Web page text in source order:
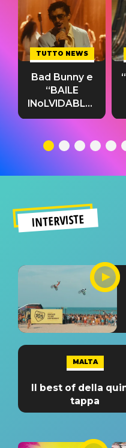
TUTTO NEWS
Bad Bunny e
“BAILE
INoLVIDABLE”:
testo,
significato
INTERVISTE
MALTA
Il best of della
tappa